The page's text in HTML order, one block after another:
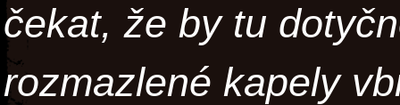
čekat, že by tu
rozmazlené kapely